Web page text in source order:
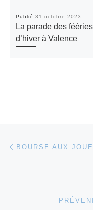
Publié 31 octobre 2023
La parade des fééries
d’hiver à Valence
Parcourir
BOURSE AUX